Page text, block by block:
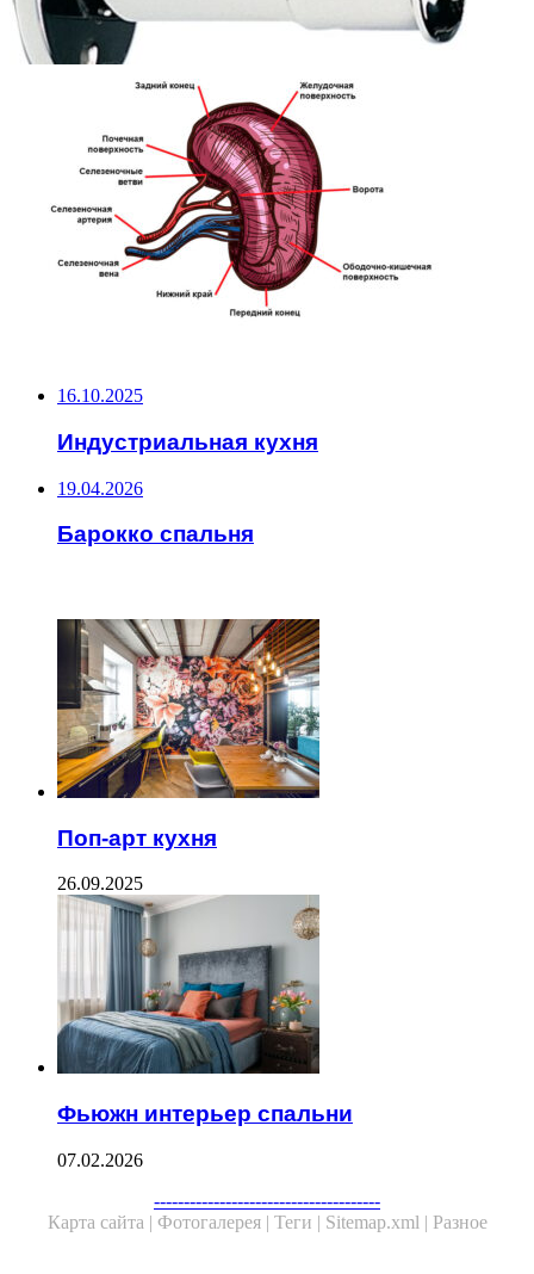
16.10.2025
Индустриальная кухня
19.04.2026
Барокко спальня
Поп-арт кухня
26.09.2025
Фьюжн интерьер спальни
07.02.2026
--------------------------------------
Карта сайта | Фотогалерея | Теги | Sitemap.xml | Разное